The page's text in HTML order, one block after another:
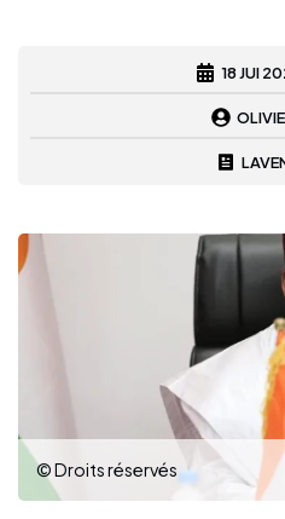
18 JUI
© Droits réservés